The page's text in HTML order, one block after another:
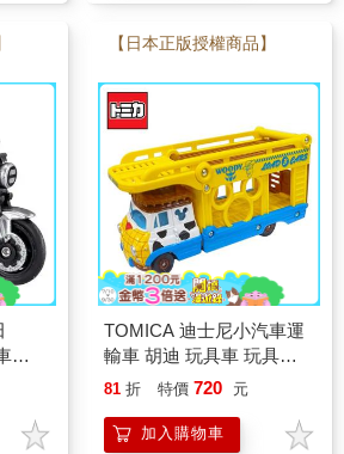
美小
【日本正版授權商品】
TOMICA 迪士尼小汽車運
輸車 胡迪 玩具車 玩具總
動員5 皮克斯 Disney
81 折 特價 720 元
加入購物車